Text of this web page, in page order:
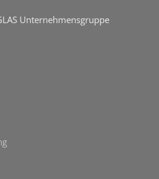
Unternehmensgruppe